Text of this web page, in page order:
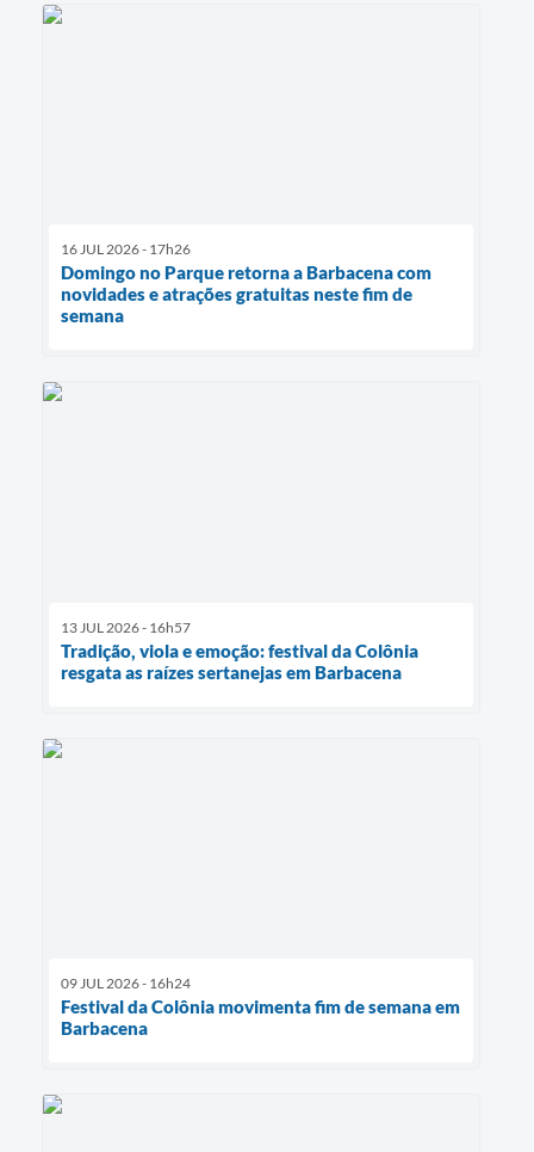
16 JUL 2026 - 17h26
Domingo no Parque retorna a Barbacena com
novidades e atrações gratuitas neste fim de
semana
13 JUL 2026 - 16h57
Tradição, viola e emoção: festival da Colônia
resgata as raízes sertanejas em Barbacena
09 JUL 2026 - 16h24
Festival da Colônia movimenta fim de semana em
Barbacena